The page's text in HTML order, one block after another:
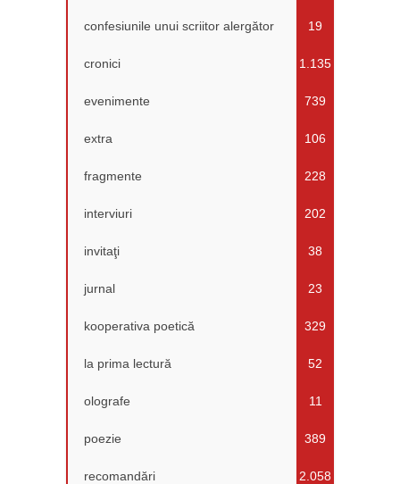
confesiunile unui scriitor alergător 19
cronici 1.135
evenimente 739
extra 106
fragmente 228
interviuri 202
invitaţi 38
jurnal 23
kooperativa poetică 329
la prima lectură 52
olografe 11
poezie 389
recomandări 2.058